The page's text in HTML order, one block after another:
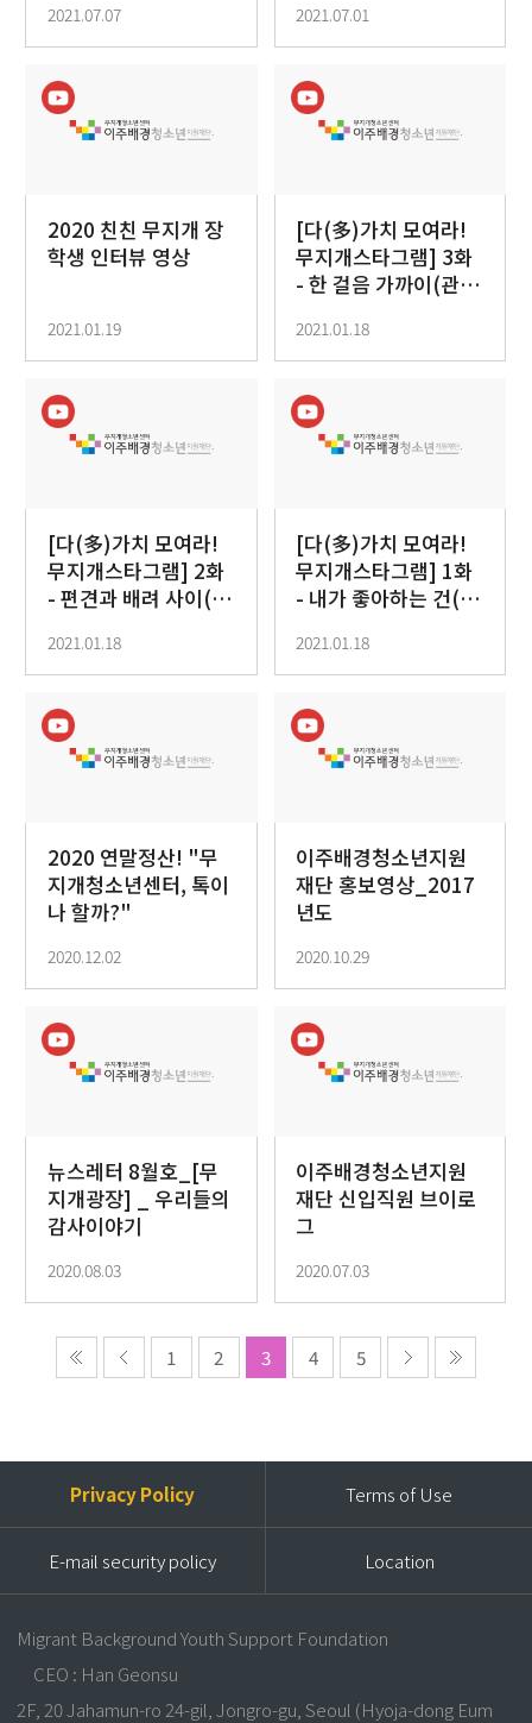
2021.07.07 2021.07.01
2020 친친 무지개 장
학생 인터뷰 영상
2021.01.19
[다(多)가치 모여라!
무지개스타그램] 3화
- 한 걸음 가까이(관계
2021.01.18
[다(多)가치 모여라!
무지개스타그램] 2화
- 편견과 배려 사이(보
2021.01.18
[다(多)가치 모여라!
무지개스타그램] 1화
- 내가 좋아하는 건(다
2021.01.18
2020 연말정산! "무
지개청소년센터, 톡이
나 할까?"
2020.12.02
이주배경청소년지원
재단 홍보영상_2017
년도
2020.10.29
뉴스레터 8월호_[무
지개광장] _ 우리들의
감사이야기
2020.08.03
이주배경청소년지원
재단 신입직원 브이로
그
2020.07.03
1 2 3 4 5
Privacy Policy Terms of Use
E-mail security policy Location
Migrant Background Youth Support Foundation
CEO : Han Geonsu
2F, 20 Jahamun-ro 24-gil, Jongro-gu, Seoul (Hyoja-dong Eum